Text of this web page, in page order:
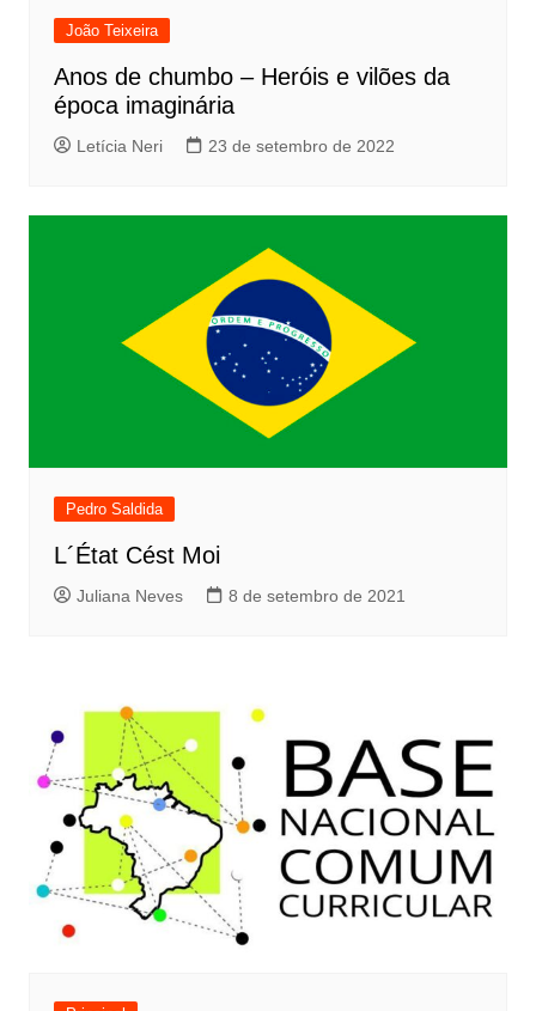
João Teixeira
Anos de chumbo – Heróis e vilões da
época imaginária
Letícia Neri 23 de setembro de 2022
Pedro Saldida
L´État Cést Moi
Juliana Neves 8 de setembro de 2021